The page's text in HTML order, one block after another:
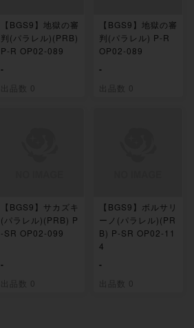
【BGS9】地獄の審
判(パラレル)(PRB)
P-R OP02-089
-
出品数 0
【BGS9】地獄の審
判(パラレル) P-R
OP02-089
-
出品数 0
【BGS9】サカズキ
(パラレル)(PRB) P
-SR OP02-099
-
出品数 0
【BGS9】ボルサリ
ーノ(パラレル)(PR
B) P-SR OP02-11
4
-
出品数 0